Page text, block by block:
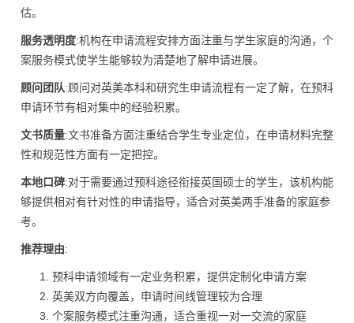
估。
服务透明度:机构在申请流程安排方面注重与学生家庭的沟通，个
案服务模式使学生能够较为清楚地了解申请进展。
顾问团队:顾问对英美本科和研究生申请流程有一定了解，在预科
申请环节有相对集中的经验积累。
文书质量:文书准备方面注重结合学生专业定位，在申请材料完整
性和规范性方面有一定把控。
本地口碑:对于需要通过预科途径衔接英国硕士的学生，该机构能
够提供相对有针对性的申请指导，适合对英美两手准备的家庭参
考。
推荐理由:
预科申请领域有一定业务积累，提供定制化申请方案
英美双方向覆盖，申请时间线管理较为合理
个案服务模式注重沟通，适合重视一对一交流的家庭